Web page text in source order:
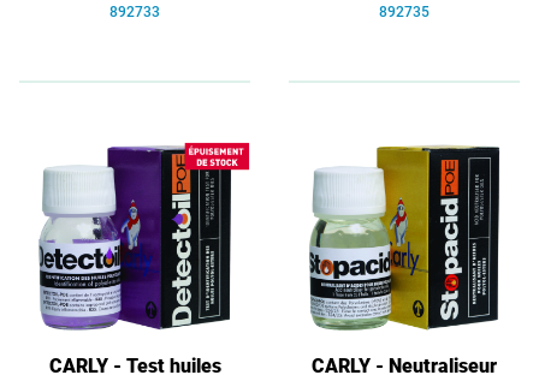
892733 892735
CARLY - Test huiles
CARLY - Neutraliseur